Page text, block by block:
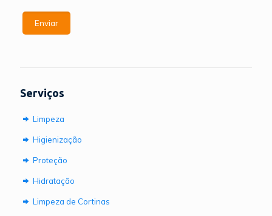
Serviços
Limpeza
Higienização
Proteção
Hidratação
Limpeza de Cortinas